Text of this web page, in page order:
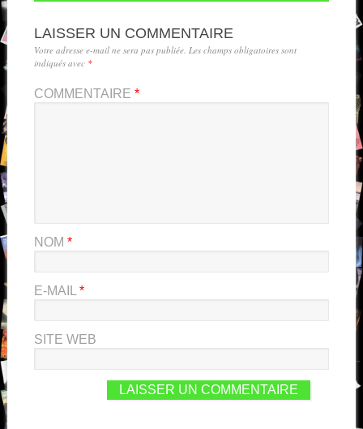
LAISSER UN COMMENTAIRE
Votre adresse e-mail ne sera pas publiée. Les champs obligatoires sont
indiqués avec *
COMMENTAIRE *
NOM *
E-MAIL *
SITE WEB